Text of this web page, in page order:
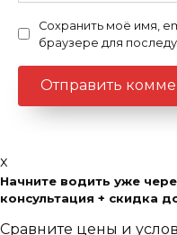
Сохранить моё имя,
браузере для
x
Начните водить уже
консультация + скидка
Сравните цены и